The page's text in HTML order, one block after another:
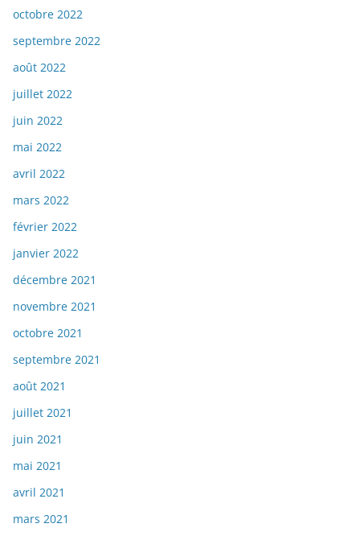
octobre 2022
septembre 2022
août 2022
juillet 2022
juin 2022
mai 2022
avril 2022
mars 2022
février 2022
janvier 2022
décembre 2021
novembre 2021
octobre 2021
septembre 2021
août 2021
juillet 2021
juin 2021
mai 2021
avril 2021
mars 2021